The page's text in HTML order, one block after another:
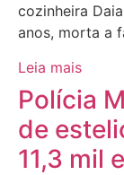
cozinheira
anos, morta a
Leia mais
Polícia
de
11,3 mil